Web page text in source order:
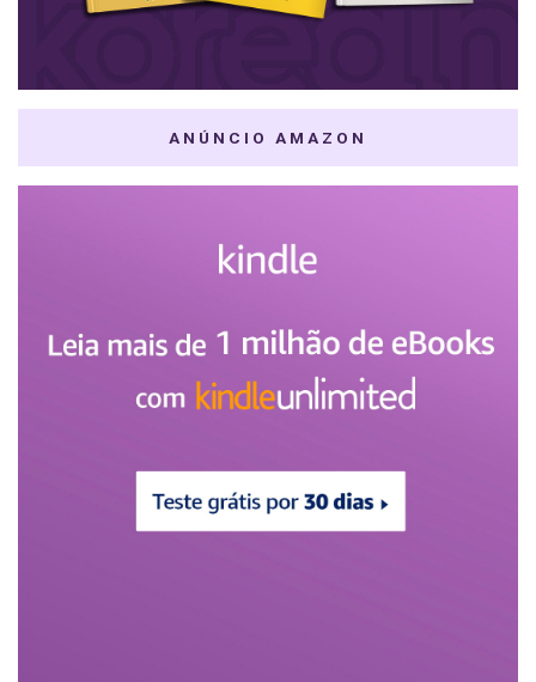
ANÚNCIO AMAZON